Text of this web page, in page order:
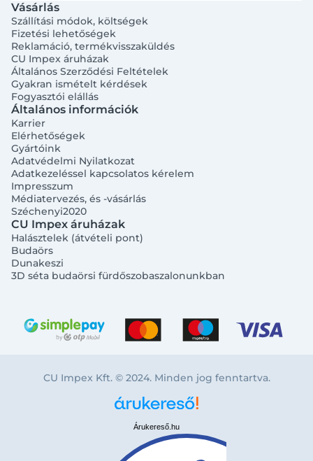
Vásárlás
Szállítási módok, költségek
Fizetési lehetőségek
Reklamáció, termékvisszaküldés
CU Impex áruházak
Általános Szerződési Feltételek
Gyakran ismételt kérdések
Fogyasztói elállás
Általános információk
Karrier
Elérhetőségek
Gyártóink
Adatvédelmi Nyilatkozat
Adatkezeléssel kapcsolatos kérelem
Impresszum
Médiatervezés, és -vásárlás
Széchenyi2020
CU Impex áruházak
Halásztelek (átvételi pont)
Budaörs
Dunakeszi
3D séta budaörsi fürdőszobaszalonunkban
CU Impex Kft. © 2024. Minden jog fenntartva.
Árukereső.hu